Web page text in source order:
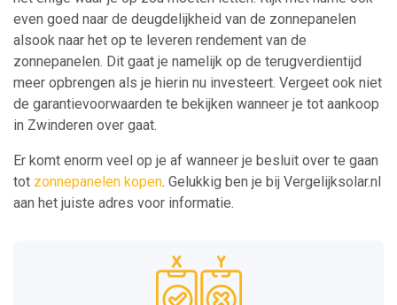
even goed naar de deugdelijkheid van de zonnepanelen
alsook naar het op te leveren rendement van de
zonnepanelen. Dit gaat je namelijk op de terugverdientijd
meer opbrengen als je hierin nu investeert. Vergeet ook niet
de garantievoorwaarden te bekijken wanneer je tot aankoop
in Zwinderen over gaat.
Er komt enorm veel op je af wanneer je besluit over te gaan
tot zonnepanelen kopen. Gelukkig ben je bij Vergelijksolar.nl
aan het juiste adres voor informatie.